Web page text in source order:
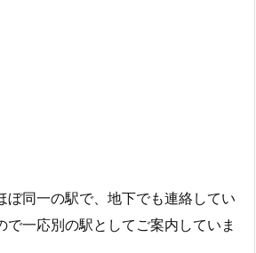
ぼ同一の駅で、地下でも連絡してい
で一応別の駅としてご案内していま